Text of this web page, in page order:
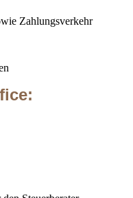
Zahlungsverkehr